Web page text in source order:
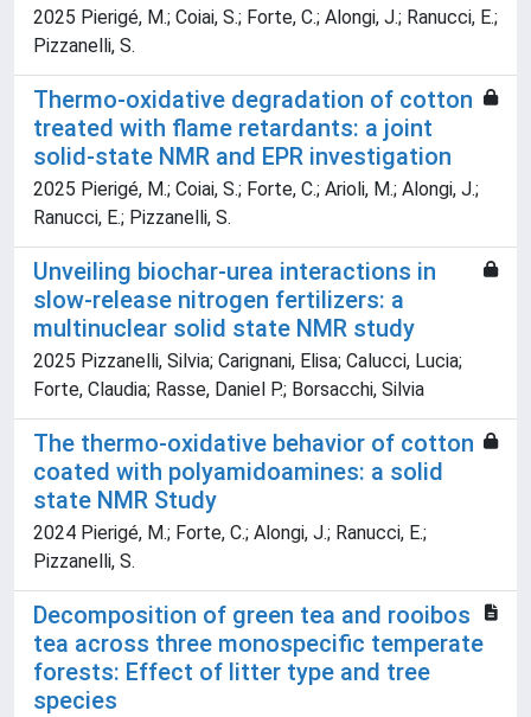
2025 Pierigé, M.; Coiai, S.; Forte, C.; Alongi, J.; Ranucci, E.;
Pizzanelli, S.
Thermo-oxidative degradation of cotton
treated with flame retardants: a joint
solid-state NMR and EPR investigation
2025 Pierigé, M.; Coiai, S.; Forte, C.; Arioli, M.; Alongi, J.;
Ranucci, E.; Pizzanelli, S.
Unveiling biochar-urea interactions in
slow-release nitrogen fertilizers: a
multinuclear solid state NMR study
2025 Pizzanelli, Silvia; Carignani, Elisa; Calucci, Lucia;
Forte, Claudia; Rasse, Daniel P.; Borsacchi, Silvia
The thermo-oxidative behavior of cotton
coated with polyamidoamines: a solid
state NMR Study
2024 Pierigé, M.; Forte, C.; Alongi, J.; Ranucci, E.;
Pizzanelli, S.
Decomposition of green tea and rooibos
tea across three monospecific temperate
forests: Effect of litter type and tree
species